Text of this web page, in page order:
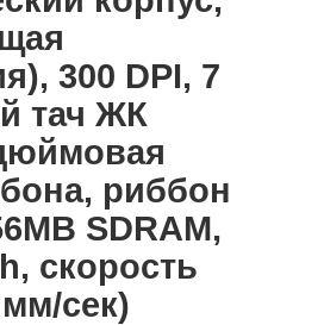
300 DPI, 7
тач ЖК
риббон
SDRAM,
скорость
сек)